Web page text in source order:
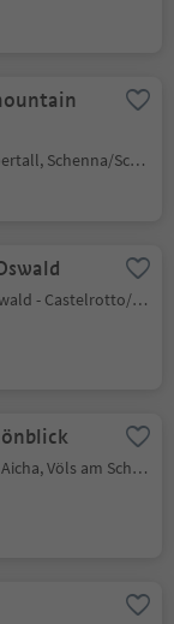
Talle di Sopra/Obertall, Schenna/Scena, Meran/Merano and environs
S. Osvaldo/St. Oswald - Castelrotto/Kastelruth, Kastelruth/Castelrotto, Dolomites Region Seiser Alm
Aica di Fiè/Völser Aicha, Völs am Schlern/Fiè allo Sciliar, Dolomites Region Seiser Alm